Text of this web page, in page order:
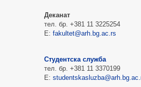
Деканат
тел. бр. +381 11 3225254
Е: fakultet@arh.bg.ac.rs
Студентска служба
тел. бр. +381 11 3370199
Е: